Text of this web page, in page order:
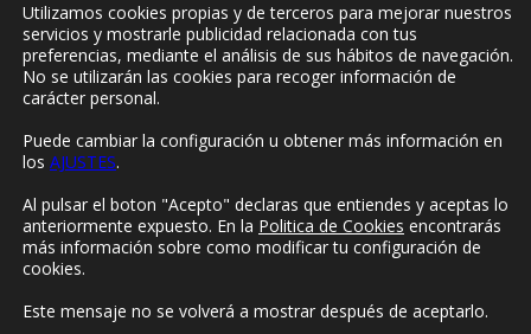
PRÓXIMO EVENTO:
© Yorokonde 2020. Todos los derechos reservados.
Utilizamos cookies propias y de terceros para mejorar nuestros
servicios y mostrarle publicidad relacionada con tus
preferencias, mediante el análisis de sus hábitos de navegación.
No se utilizarán las cookies para recoger información de
carácter personal.
Puede cambiar la configuración u obtener más información en
los AJUSTES.
Al pulsar el boton "Acepto" declaras que entiendes y aceptas lo
anteriormente expuesto. En la Politica de Cookies encontrarás
más información sobre como modificar tu configuración de
cookies.
Este mensaje no se volverá a mostrar después de aceptarlo.